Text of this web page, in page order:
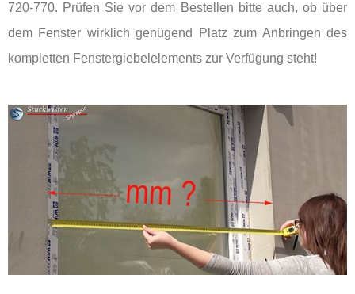
720-770. Prüfen Sie vor dem Bestellen bitte auch, ob über
dem Fenster wirklich genügend Platz zum Anbringen des
kompletten Fenstergiebelelements zur Verfügung steht!